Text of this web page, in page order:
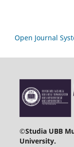
Open Journal
©Studia UBB
University.